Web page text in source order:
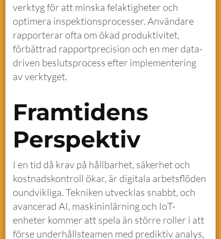
verktyg för att minska felaktigheter och
optimera inspektionsprocesser. Användare
rapporterar ofta om ökad produktivitet,
förbättrad rapportprecision och en mer data-
driven beslutsprocess efter implementering
av verktyget.
Framtidens
Perspektiv
I en tid då krav på hållbarhet, säkerhet och
kostnadskontroll ökar, är digitala arbetsflöden
oundvikliga. Tekniken utvecklas snabbt, och
avancerad AI, maskininlärning och IoT-
enheter kommer att spela än större roller i att
förse underhållsteamen med prediktiv analys,